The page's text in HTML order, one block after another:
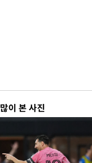
많이 본 사진